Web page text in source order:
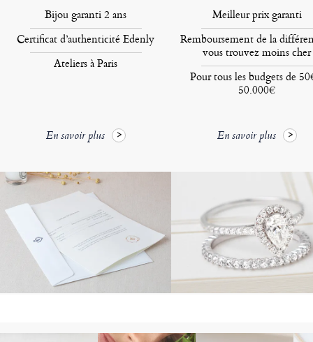
Bijou garanti 2 ans
Certificat d’authenticité Edenly
Ateliers à Paris
En savoir plus
Meilleur prix garanti
Remboursement de la
vous trouvez moins cher
Pour tous les budgets de
50.000€
En savoir plus